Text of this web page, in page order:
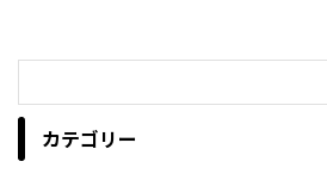
カテゴリー